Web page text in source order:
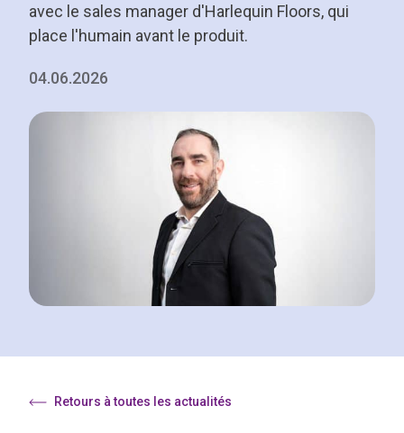
avec le sales manager d'Harlequin Floors, qui
place l'humain avant le produit.
04.06.2026
Retours à toutes les actualités